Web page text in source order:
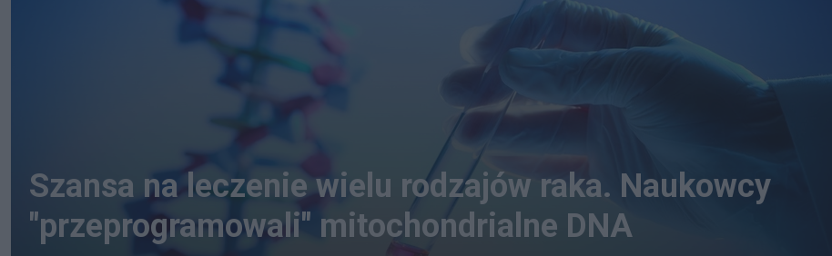
Szansa na leczenie wielu rodzajów raka. Naukowcy
"przeprogramowali" mitochondrialne DNA